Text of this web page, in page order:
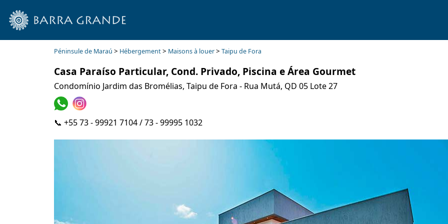
Péninsule de Maraú > Hébergement> Maisons à louer> Taipu de Fora
Casa Paraíso Particular, Cond. Privado, Piscina e Área Gourmet
Condomínio Jardim das Bromélias, Taipu de Fora - Rua Mutá, QD 05 Lote 27
📞 +55 73 - 99921 7104 / 73 - 99995 1032